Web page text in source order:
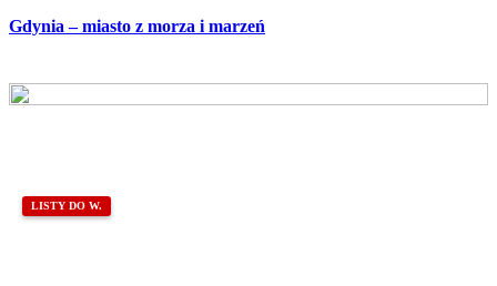
Gdynia – miasto z morza i marzeń
LISTY DO W.